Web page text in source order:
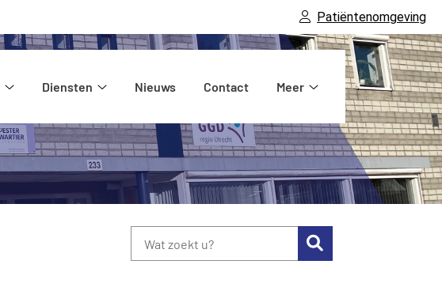
Patiëntenomgeving
Diensten
Nieuws Contact
Meer
submenu